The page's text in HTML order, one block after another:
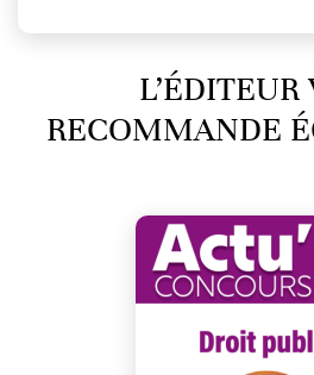
L’ÉDITEUR
RECOMMANDE